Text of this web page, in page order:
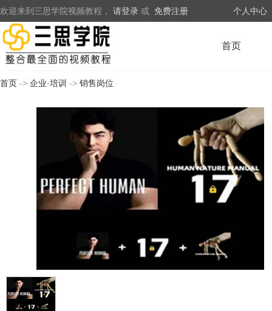
欢迎来到三思学院视频教程， 请登录 或 免费注册 个人中心
首页
首页 -> 企业·培训 -> 销售岗位